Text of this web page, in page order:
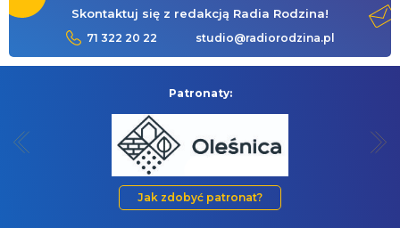
Skontaktuj się z redakcją Radia Rodzina!
71 322 20 22 studio@radiorodzina.pl
Patronaty:
Jak zdobyć patronat?